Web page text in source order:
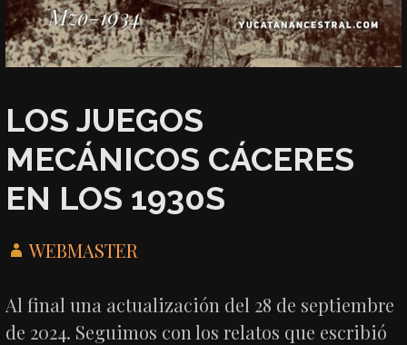
LOS JUEGOS
MECÁNICOS CÁCERES
EN LOS 1930S
WEBMASTER
Al final una actualización del 28 de septiembre
de 2024. Seguimos con los relatos que escribió